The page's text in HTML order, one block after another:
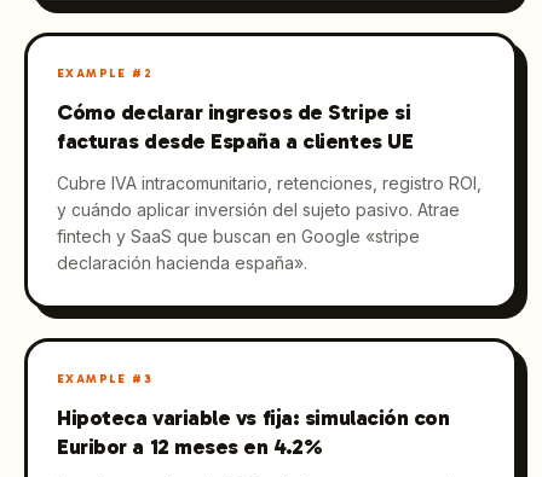
EXAMPLE # 2
Cómo declarar ingresos de Stripe si
facturas desde España a clientes UE
Cubre IVA intracomunitario, retenciones, registro ROI,
y cuándo aplicar inversión del sujeto pasivo. Atrae
fintech y SaaS que buscan en Google «stripe
declaración hacienda españa».
EXAMPLE # 3
Hipoteca variable vs fija: simulación con
Euribor a 12 meses en 4.2%